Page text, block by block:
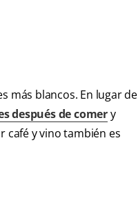
más blancos. En lugar de
después de comery
café y vino también es